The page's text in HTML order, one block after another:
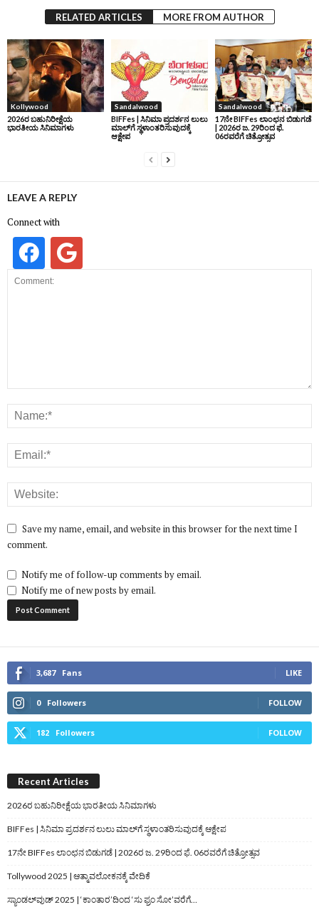
RELATED ARTICLES MORE FROM AUTHOR
Kollywood
2026ರ ಬಹುನಿರೀಕ್ಷೆಯ
ಭಾರತೀಯ ಸಿನಿಮಾಗಳು
Sandalwood
BIFFes | ಸಿನಿಮಾ ಪ್ರದರ್ಶನ ಲುಲು
ಮಾಲ್‌ಗೆ ಸ್ಥಳಾಂತರಿಸುವುದಕ್ಕೆ
ಆಕ್ಷೇಪ
Sandalwood
17ನೇ BIFFes ಲಾಂಛನ ಬಿಡುಗಡೆ
| 2026ರ ಜ. 29ರಿಂದ ಫೆ.
06ರವರೆಗೆ ಚಿತ್ರೋತ್ಸವ
LEAVE A REPLY
Connect with
Save my name, email, and website in this browser for the next time I
comment.
Notify me of follow-up comments by email.
Notify me of new posts by email.
3,687 Fans LIKE
0 Followers FOLLOW
182 Followers FOLLOW
Recent Articles
2026ರ ಬಹುನಿರೀಕ್ಷೆಯ ಭಾರತೀಯ ಸಿನಿಮಾಗಳು
BIFFes | ಸಿನಿಮಾ ಪ್ರದರ್ಶನ ಲುಲು ಮಾಲ್‌ಗೆ ಸ್ಥಳಾಂತರಿಸುವುದಕ್ಕೆ ಆಕ್ಷೇಪ
17ನೇ BIFFes ಲಾಂಛನ ಬಿಡುಗಡೆ | 2026ರ ಜ. 29ರಿಂದ ಫೆ. 06ರವರೆಗೆ ಚಿತ್ರೋತ್ಸವ
Tollywood 2025 | ಆತ್ಮಾವಲೋಕನಕ್ಕೆ ವೇದಿಕೆ
ಸ್ಯಾಂಡಲ್‌ವುಡ್‌ 2025 | ‘ಕಾಂತಾರ’ದಿಂದ ‘ಸು ಫ್ರಂ ಸೋ’ವರೆಗೆ…